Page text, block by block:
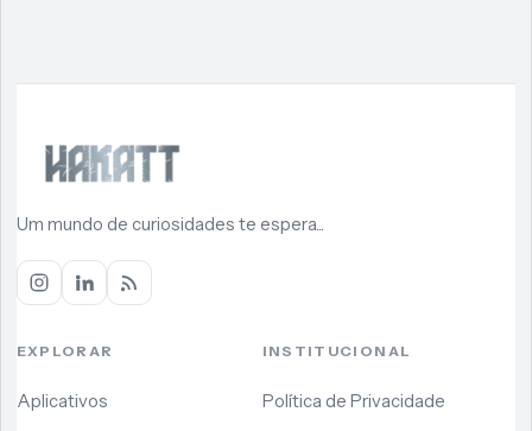
Um mundo de curiosidades te espera...
EXPLORAR
Aplicativos
INSTITUCIONAL
Política de Privacidade